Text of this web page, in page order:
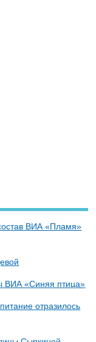
ВИА «Пламя»
ВИА «Синяя птица»
отразилось